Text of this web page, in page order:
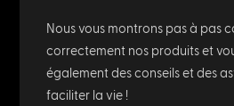
Nous vous montrons pas à pas
correctement nos produits et
également des conseils et des
faciliter la vie !